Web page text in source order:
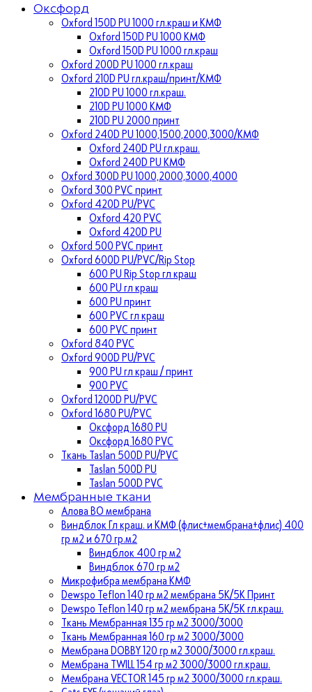
Оксфорд
Oxford 150D PU 1000 гл.краш и КМФ
Oxford 150D PU 1000 КМФ
Oxford 150D PU 1000 гл.краш
Oxford 200D PU 1000 гл.краш
Oxford 210D PU гл.краш/принт/КМФ
210D PU 1000 гл.краш.
210D PU 1000 КМФ
210D PU 2000 принт
Oxford 240D PU 1000,1500,2000,3000/КМФ
Oxford 240D PU гл.краш.
Oxford 240D PU КМФ
Oxford 300D PU 1000,2000,3000,4000
Oxford 300 PVC принт
Oxford 420D PU/PVC
Oxford 420 PVC
Oxford 420D PU
Oxford 500 PVC принт
Oxford 600D PU/PVC/Rip Stop
600 PU Rip Stop гл краш
600 PU гл краш
600 PU принт
600 PVC гл краш
600 PVC принт
Oxford 840 PVC
Oxford 900D PU/PVC
900 PU гл краш / принт
900 PVC
Oxford 1200D PU/PVC
Oxford 1680 PU/PVC
Оксфорд 1680 PU
Оксфорд 1680 PVC
Ткань Taslan 500D PU/PVC
Taslan 500D PU
Taslan 500D PVC
Мембранные ткани
Алова ВО мембрана
Виндблок Гл краш. и КМФ (флис+мембрана+флис) 400
гр м2 и 670 гр.м2
Виндблок 400 гр м2
Виндблок 670 гр м2
Микрофибра мембрана КМФ
Dewspo Teflon 140 гр м2 мембрана 5К/5К Принт
Dewspo Teflon 140 гр м2 мембрана 5К/5К гл.краш.
Ткань Мембранная 135 гр м2 3000/3000
Ткань Мембранная 160 гр м2 3000/3000
Мембрана DOBBY 120 гр м2 3000/3000 гл.краш.
Мембрана TWILL 154 гр м2 3000/3000 гл.краш.
Мембрана VECTOR 145 гр м2 3000/3000 гл.краш.